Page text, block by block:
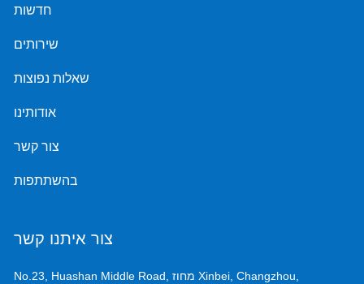
חדשות
שירותים
שאלות נפוצות
אודותינו
צור קשר
בהשתתפות
צור איתנו קשר
No.23, Huashan Middle Road, מחוז Xinbei, Changzhou,